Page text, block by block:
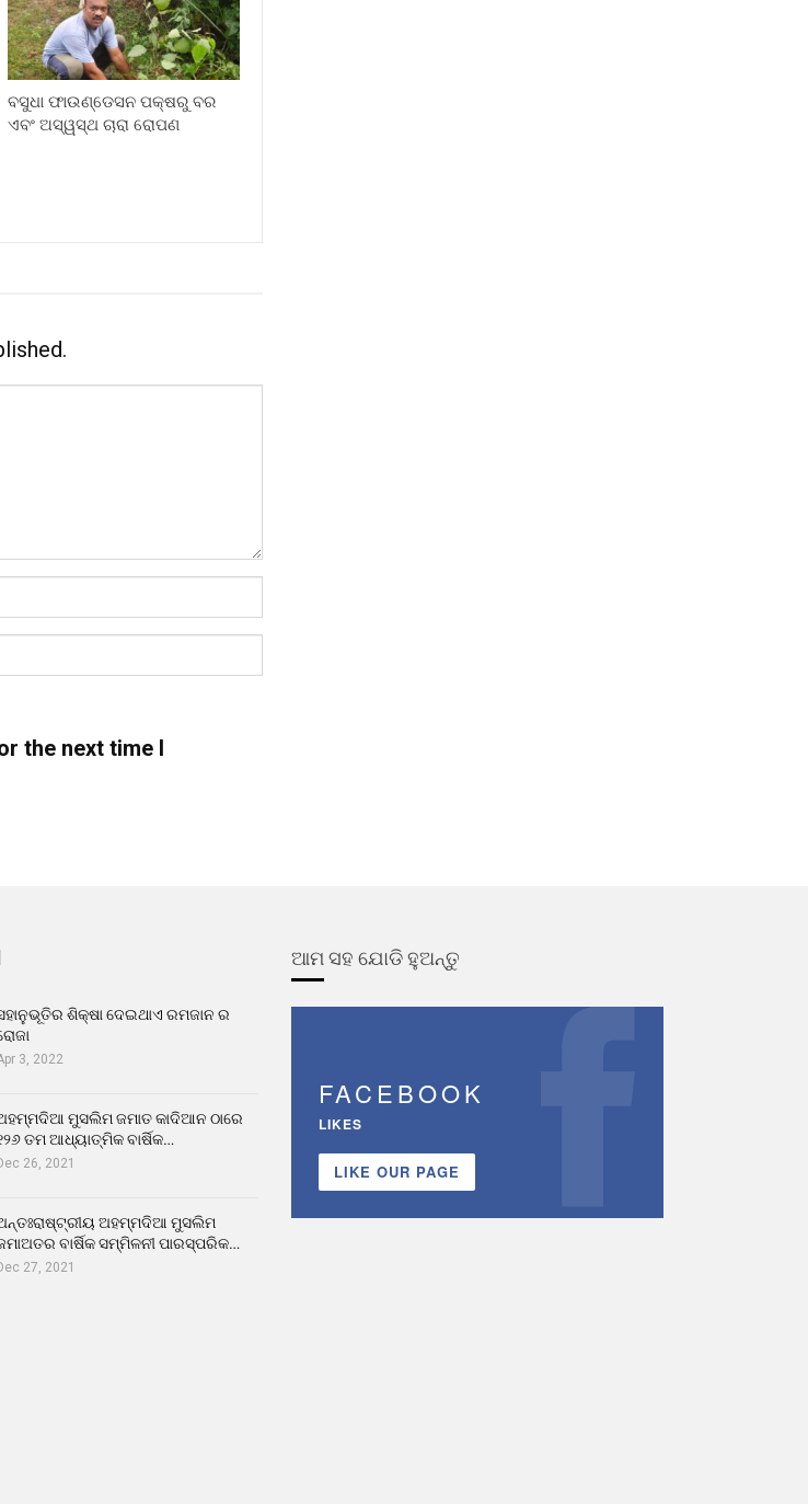
ବସୁଧା ଫାଉଣ୍ଡେସନ ପକ୍ଷରୁ ବର
ଏବଂ ଅସ୍ୱସ୍ଥ ଚାରା ରୋପଣ
the next time I
ଶିକ୍ଷା ଦେଇଥାଏ ରମଜାନ ର
3, 2022
ମୁସଲିମ ଜମାତ କାଦିଆନ ଠାରେ
ତମ ଆଧ୍ୟାତ୍ମିକ ବାର୍ଷିକ…
26, 2021
ଅହମ୍ମଦିଆ ମୁସଲିମ
ବାର୍ଷିକ ସମ୍ମିଳନୀ ପାରସ୍ପରିକ…
27, 2021
ଆମ ସହ ଯୋଡି ହୁଅନ୍ତୁ
FACEBOOK
LIKES
LIKE OUR PAGE